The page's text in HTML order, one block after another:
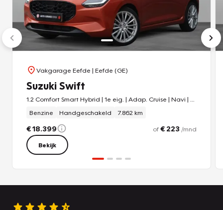
Vakgarage Eefde | Eefde (GE)
Suzuki Swift
Benzine
Handgeschakeld 7.862 km
€ 18.399 of€ 223 /mnd
Bekijk